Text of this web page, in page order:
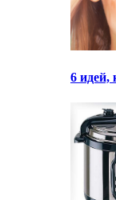
6 идей,